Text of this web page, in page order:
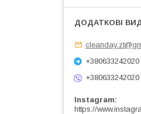
+380633242020
+380633242020
Instagram
https://